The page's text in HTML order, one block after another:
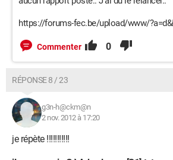
https://forums-fec.be/upload/www/
Commenter 0
RÉPONSE 8 / 23
g3n-h@ckm@n
2 nov. 2012 à 17:20
je répète !!!!!!!!!!!